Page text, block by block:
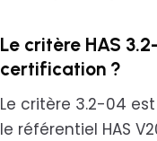
Le critère HAS
certification ?
Le critère 3.2-04
le référentiel HAS